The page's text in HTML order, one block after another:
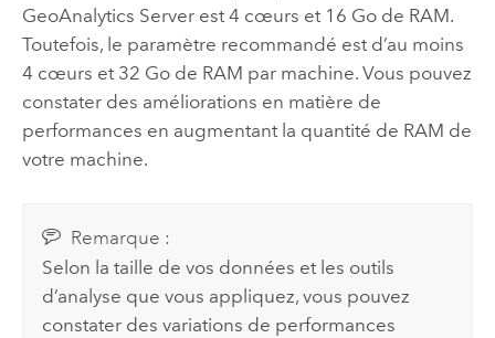
GeoAnalytics Serverest 4 cœurs et 16 Go de RAM.
Toutefois, le paramètre recommandé est d’au moins
4 cœurs et 32 Go de RAM par machine. Vous pouvez
constater des améliorations en matière de
performances en augmentant la quantité de RAM de
votre machine.
Remarque :
Selon la taille de vos données et les outils
d’analyse que vous appliquez, vous pouvez
constater des variations de performances